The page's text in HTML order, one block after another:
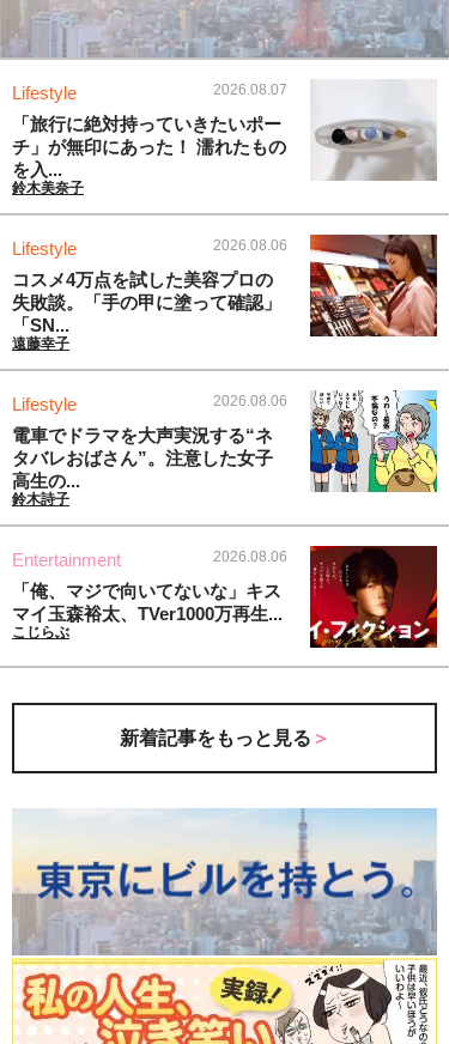
Lifestyle 2026.08.07
「旅行に絶対持っていきたいポー
チ」が無印にあった！ 濡れたもの
を入...
鈴木美奈子
Lifestyle 2026.08.06
コスメ4万点を試した美容プロの
失敗談。「手の甲に塗って確認」
「SN...
遠藤幸子
Lifestyle 2026.08.06
電車でドラマを大声実況する“ネ
タバレおばさん”。注意した女子
高生の...
鈴木詩子
Entertainment 2026.08.06
「俺、マジで向いてないな」キス
マイ玉森裕太、TVer1000万再生...
こじらぶ
新着記事をもっと見る